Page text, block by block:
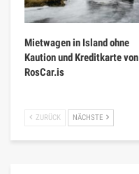
Mietwagen in Island ohne
Kaution und Kreditkarte von
RosCar.is
ZURÜCK NÄCHSTE